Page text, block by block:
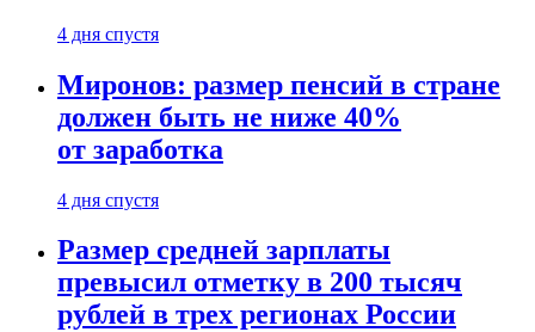
4 дня спустя
Миронов: размер пенсий в стране
должен быть не ниже 40%
от заработка
4 дня спустя
Размер средней зарплаты
превысил отметку в 200 тысяч
рублей в трех регионах России